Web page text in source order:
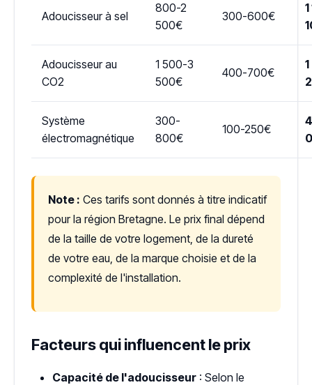
Adoucisseur à sel
800-2
500€
300-600€
Adoucisseur au
CO2
1 500-3
500€
400-700€
Système
électromagnétique
300-
800€
100-250€
Note : Ces tarifs sont donnés à titre indicatif
pour la région Bretagne. Le prix final dépend
de la taille de votre logement, de la dureté
de votre eau, de la marque choisie et de la
complexité de l'installation.
Facteurs qui influencent le prix
Capacité de l'adoucisseur : Selon le